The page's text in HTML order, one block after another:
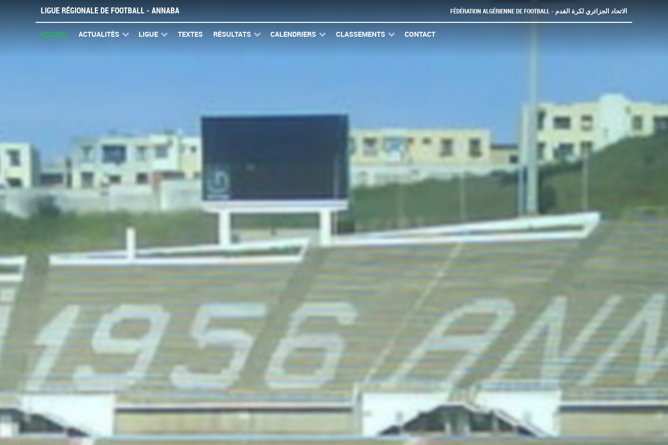
LIGUE RÉGIONALE DE FOOTBALL - ANNABA FÉDÉRATION ALGÉRIENNE DE FOOTBALL - الاتحاد الجزائري لكرة القدم
ACCUEIL ACTUALITÉS LIGUE TEXTES RÉSULTATS CALENDRIERS CLASSEMENTS CONTACT